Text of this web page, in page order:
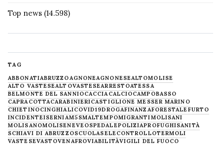
Top news (14.598)
TAG
ABBONATIABRUZZOAGNONEAGNONESEALTOMOLISE
ALTO VASTESEALTOVASTESEARRESTOATESSA
BELMONTE DEL SANNIOCACCIACALCIOCAMPOBASSO
CAPRACOTTACARABINIERICASTIGLIONE MESSER MARINO
CHIETINOCINGHIALICOVID19DROGAFINANZAFORESTALE FURTO
INCIDENTEISERNIAM5SMALTEMPOMIGRANTIMOLISANI
MOLISANOMOLISENEVE OSPEDALEPOLIZIAPROFUGHISANITÀ
SCHIAVI DI ABRUZZOSCUOLASELECONTROLLOTERMOLI
VASTESEVASTOVENAFROVIABILITÀVIGILI DEL FUOCO